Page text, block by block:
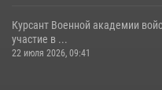
Курсант Военной академии
участие в ...
22 июля 2026, 09:41